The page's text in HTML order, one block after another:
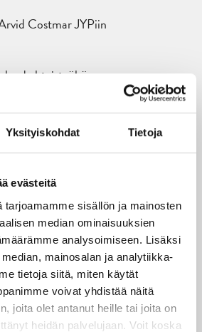
Yksityiskohdat Tietoja
evästeitä
tarjoamamme sisällön ja mainosten
median ominaisuuksien
analysoimiseen. Lisäksi
mainosalan ja analytiikka-
tietoja siitä, miten käytät
voivat yhdistää näitä
joita olet antanut heille tai joita on
heidän palvelujaan. Voit koska
Costmar JYPiin
yhteistyöhön
otteluohjelma on julkaistu!
JYP-hyökkäystä!
– JYPin ja KeuPa HT:n
Juuso Arola JYP-puolustukseen